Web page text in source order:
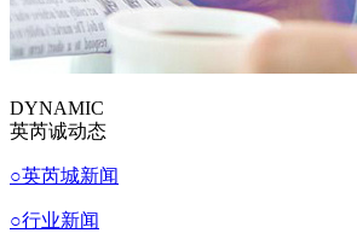
DYNAMIC
英芮诚动态
○英芮城新闻
○行业新闻